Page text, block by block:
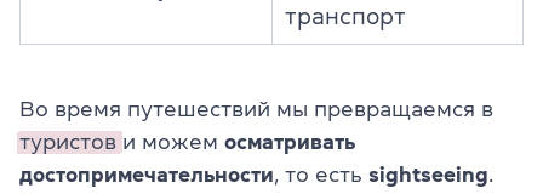
транспорт
Во время путешествий мы превращаемся в
туристов и можем осматривать
достопримечательности , то есть sightseeing